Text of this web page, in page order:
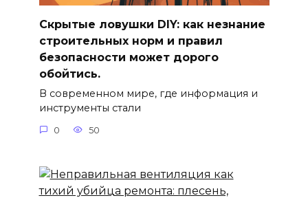
Скрытые ловушки DIY: как незнание
строительных норм и правил
безопасности может дорого
обойтись.
В современном мире, где информация и
инструменты стали
0 50